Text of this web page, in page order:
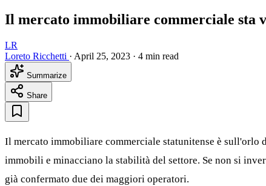
Il mercato immobiliare commerciale sta
LR
Loreto Ricchetti · April 25, 2023 · 4 min read
Summarize
Share
Il mercato immobiliare commerciale statunitense è sull'orlo
immobili e minacciano la stabilità del settore. Se non si
già confermato due dei maggiori operatori.